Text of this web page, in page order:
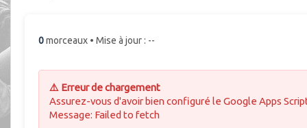
0morceaux • Mise à jour : --
⚠️ Erreur de chargement
Assurez-vous d'avoir bien configuré le Google Apps
Message: Failed to fetch